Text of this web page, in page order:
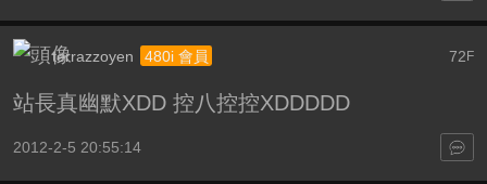
72F
terrazzoyen 480i 會員
站長真幽默XDD 控八控控XDDDDD
2012-2-5 20:55:14